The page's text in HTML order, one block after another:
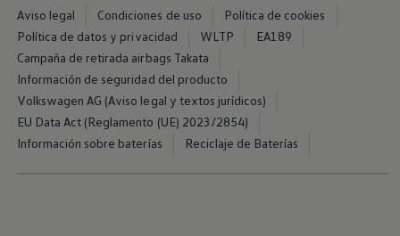
Servicio técnico para eléctricos
Asistencia en carretera
Garantía Volkswagen
Ventajas para profesionales
Vehículo de sustitución
Recogida y entrega del vehículo
ServicePlus
Volkswagen Long Drive
Aviso legal Condiciones de uso
Política de cookies
Política de datos y privacidad
WLTP
EA189
Campaña de retirada airbags Takata
Información de seguridad del producto
Volkswagen AG (Aviso legal y textos jurídicos)
EU Data Act (Reglamento (UE) 2023/2854)
Información sobre baterías
Reciclaje de Baterías